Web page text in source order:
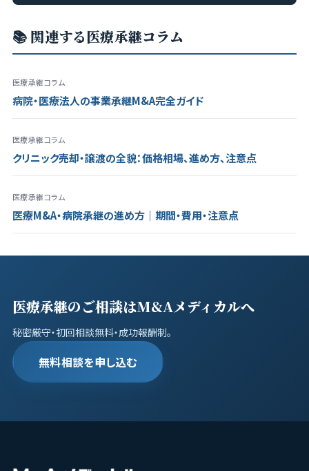
📚 関連する医療承継コラム
医療承継コラム
病院・医療法人の事業承継M&A完全ガイド
医療承継コラム
クリニック売却・譲渡の全貌：価格相場、進め方、注意点
医療承継コラム
医療M&A・病院承継の進め方｜期間・費用・注意点
医療承継のご相談はM&Aメディカルへ
秘密厳守・初回相談無料・成功報酬制。
無料相談を申し込む